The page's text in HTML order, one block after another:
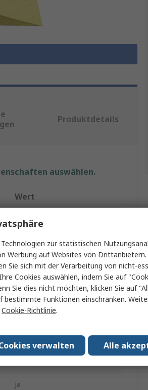
Produktdetails
auswählen.
Wert
RS PRO
Bodenschwelle
50mm
385mm
1000mm
Stahl
Gelb
Ja
zur statistischen
Werbung auf Websites von
Sie sich mit der Verarbeitung von nicht-
Cookies auswählen, indem Sie auf
Sie dies nicht möchten, klicken Sie auf
bestimmte Funktionen einschränken.
Cookie-Richtlinie.
Alle
verwalten